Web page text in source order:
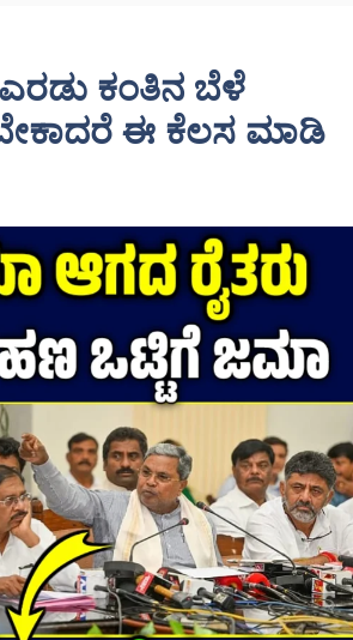
ಕಂತಿನ ಬೆಳೆ
ಈ ಕೆಲಸ ಮಾಡಿ